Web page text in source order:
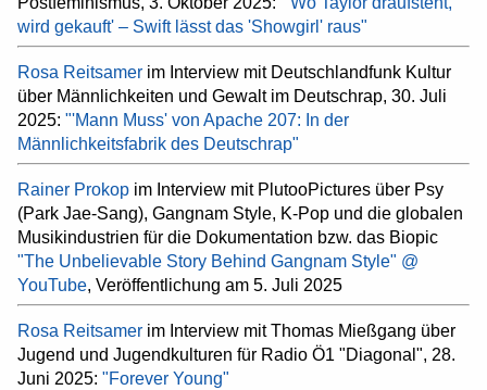
wird gekauft' – Swift lässt das 'Showgirl' raus"
Rosa Reitsamer im Interview mit Deutschlandfunk Kultur
über Männlichkeiten und Gewalt im Deutschrap, 30. Juli
2025: "'Mann Muss' von Apache 207: In der
Männlichkeitsfabrik des Deutschrap"
Rainer Prokop im Interview mit PlutooPictures über Psy
(Park Jae-Sang), Gangnam Style, K-Pop und die globalen
Musikindustrien für die Dokumentation bzw. das Biopic
"The Unbelievable Story Behind Gangnam Style" @
YouTube, Veröffentlichung am 5. Juli 2025
Rosa Reitsamer im Interview mit Thomas Mießgang über
Jugend und Jugendkulturen für Radio Ö1 "Diagonal", 28.
Juni 2025: "Forever Young"